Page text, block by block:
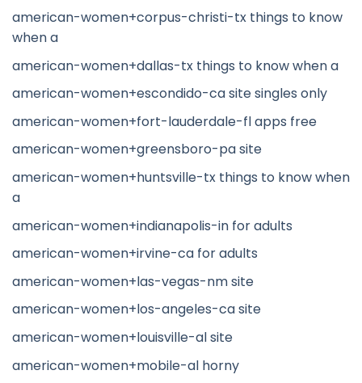
american-women+corpus-christi-tx things to know
when a
american-women+dallas-tx things to know when a
american-women+escondido-ca site singles only
american-women+fort-lauderdale-fl apps free
american-women+greensboro-pa site
american-women+huntsville-tx things to know when
a
american-women+indianapolis-in for adults
american-women+irvine-ca for adults
american-women+las-vegas-nm site
american-women+los-angeles-ca site
american-women+louisville-al site
american-women+mobile-al horny